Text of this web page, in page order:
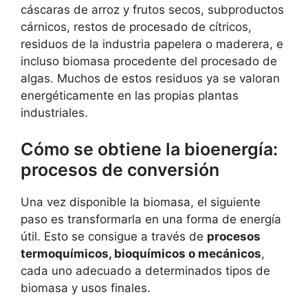
cáscaras de arroz y frutos secos, subproductos
cárnicos, restos de procesado de cítricos,
residuos de la industria papelera o maderera, e
incluso biomasa procedente del procesado de
algas. Muchos de estos residuos ya se valoran
energéticamente en las propias plantas
industriales.
Cómo se obtiene la bioenergía:
procesos de conversión
Una vez disponible la biomasa, el siguiente
paso es transformarla en una forma de energía
útil. Esto se consigue a través de procesos
termoquímicos, bioquímicos o mecánicos,
cada uno adecuado a determinados tipos de
biomasa y usos finales.